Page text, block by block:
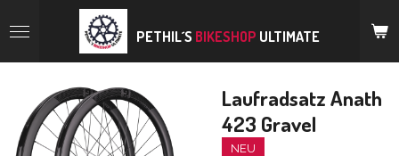
Hauptinhalt
PETHIL´S BIKESHOP ULTIMATE
Laufradsatz Anath
423 Gravel
NEU